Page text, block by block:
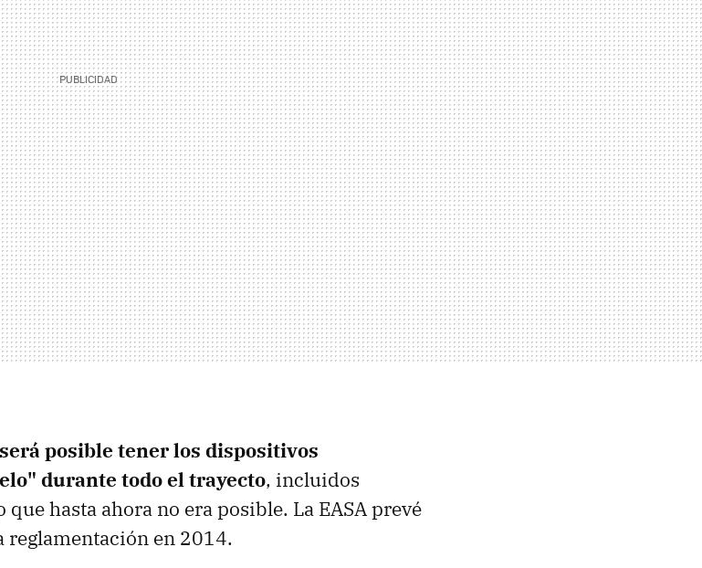
posible tener los dispositivos
durante todo el trayecto, incluidos
que hasta ahora no era posible. La EASA prevé
reglamentación en 2014.